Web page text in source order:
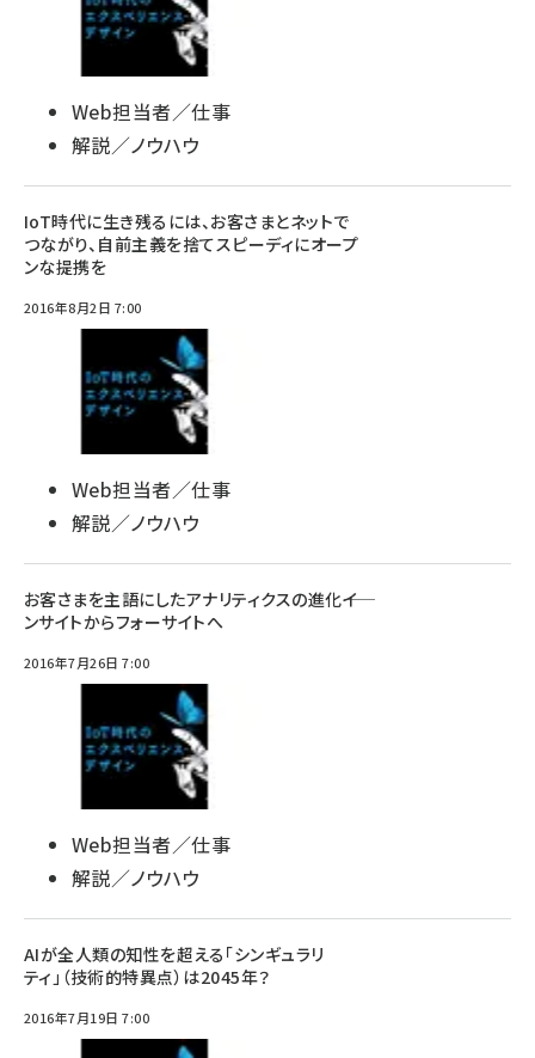
Web担当者／仕事
解説／ノウハウ
IoT時代に生き残るには、お客さまとネットで
つながり、自前主義を捨てスピーディにオープ
ンな提携を
2016年8月2日 7:00
Web担当者／仕事
解説／ノウハウ
お客さまを主語にしたアナリティクスの進化――イ
ンサイトからフォーサイトへ
2016年7月26日 7:00
Web担当者／仕事
解説／ノウハウ
AIが全人類の知性を超える「シンギュラリ
ティ」（技術的特異点）は2045年？
2016年7月19日 7:00